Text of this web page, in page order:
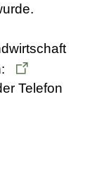
Telefon